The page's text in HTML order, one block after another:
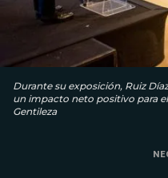
Durante su exposición, Ruiz
un impacto neto positivo para
Gentileza